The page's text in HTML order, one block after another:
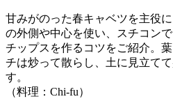
甘みがのった春キャベツを主役
の外側や中心を使い、スチコン
チップスを作るコツをご紹介。
チは炒って散らし、土に見立て
す。
（料理：Chi-fu）